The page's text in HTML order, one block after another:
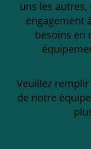
uns les
engagement
besoins en
Veuillez
de notre